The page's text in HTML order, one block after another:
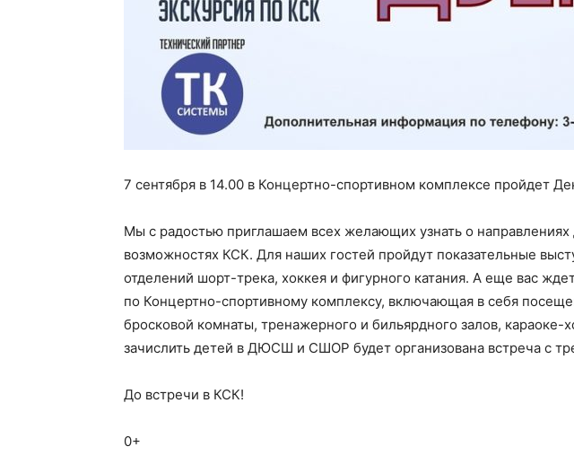
7 сентября в 14.00 в Концертно-спортивном комплексе пройдет
Мы с радостью приглашаем всех желающих узнать о направлениях
возможностях КСК. Для наших гостей пройдут показательные
отделений шорт-трека, хоккея и фигурного катания. А еще вас
по Концертно-спортивному комплексу, включающая в себя
бросковой комнаты, тренажерного и бильярдного залов,
зачислить детей в ДЮСШ и СШОР будет организована встреча с
До встречи в КСК!
0+